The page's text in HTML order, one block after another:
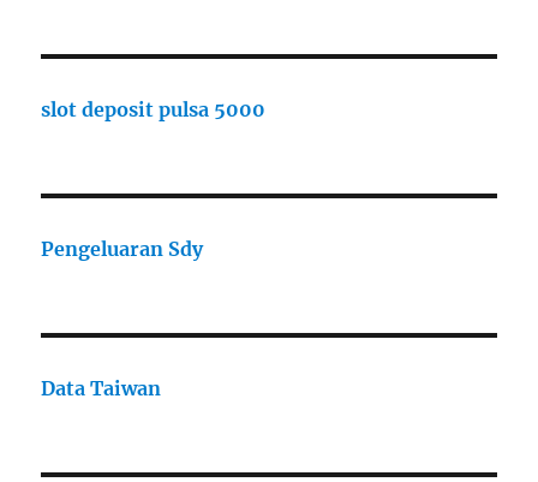
slot deposit pulsa 5000
Pengeluaran Sdy
Data Taiwan